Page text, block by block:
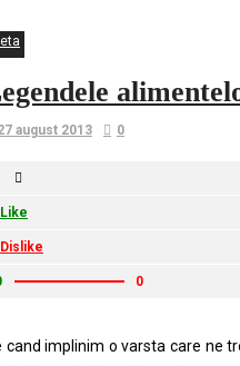
august 2013 0
Like
Dislike
0
cand implinim o varsta care ne